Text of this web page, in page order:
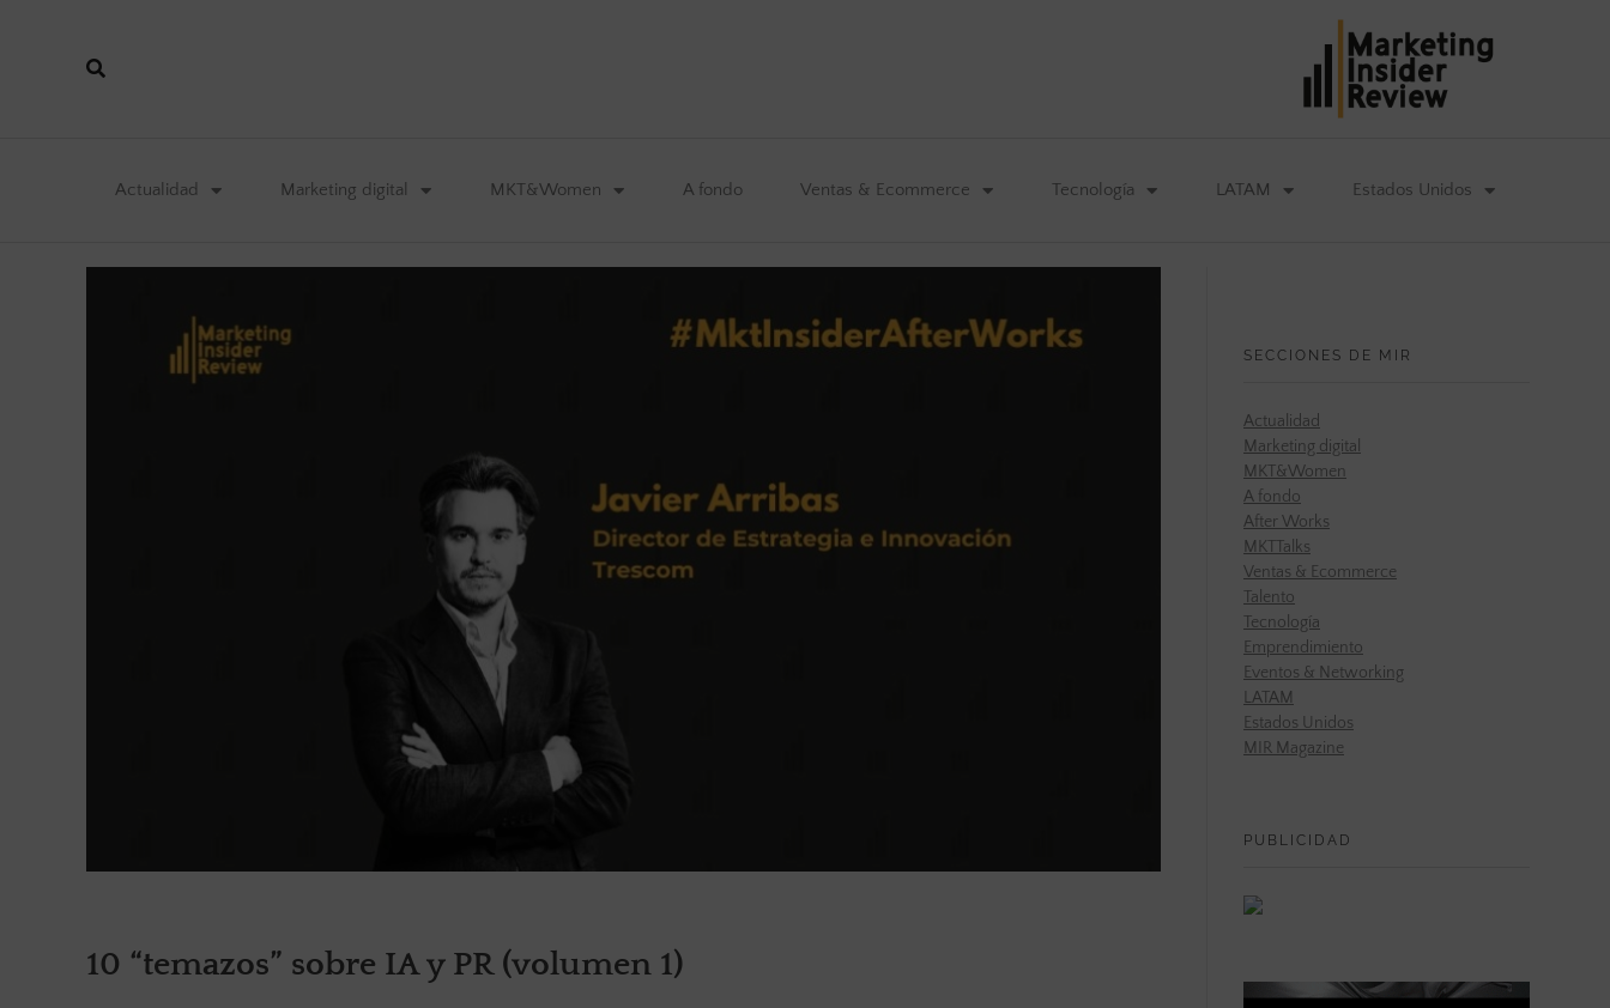
Actualidad Marketing digital MKT&Women A fondo Ventas & Ecommerce Tecnología LATAM Estados Unidos
10 “temazos” sobre IA y PR (volumen 1)
SECCIONES DE MIR
Actualidad
Marketing digital
MKT&Women
A fondo
After Works
MKTTalks
Ventas & Ecommerce
Talento
Tecnología
Emprendimiento
Eventos & Networking
LATAM
Estados Unidos
MIR Magazine
PUBLICIDAD